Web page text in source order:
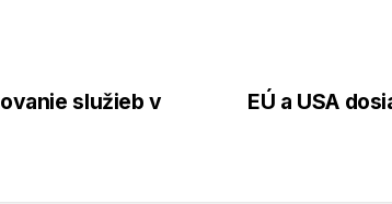
EÚ a USA
služieb v